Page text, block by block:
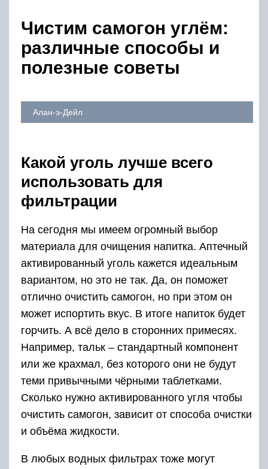
Чистим самогон углём:
различные способы и
полезные советы
Алан-э-Дейл
Какой уголь лучше всего
использовать для
фильтрации
На сегодня мы имеем огромный выбор
материала для очищения напитка. Аптечный
активированный уголь кажется идеальным
вариантом, но это не так. Да, он поможет
отлично очистить самогон, но при этом он
может испортить вкус. В итоге напиток будет
горчить. А всё дело в сторонних примесях.
Например, тальк – стандартный компонент
или же крахмал, без которого они не будут
теми привычными чёрными таблетками.
Сколько нужно активированного угля чтобы
очистить самогон, зависит от способа очистки
и объёма жидкости.
В любых водных фильтрах тоже могут